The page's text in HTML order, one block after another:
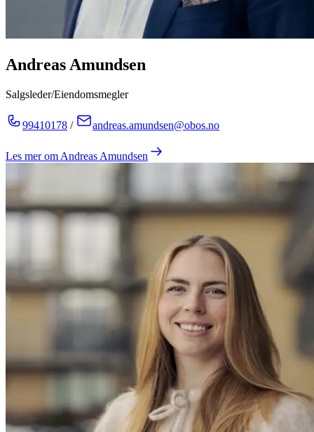
Andreas Amundsen
Salgsleder/Eiendomsmegler
99410178 / andreas.amundsen@obos.no
Les mer om Andreas Amundsen